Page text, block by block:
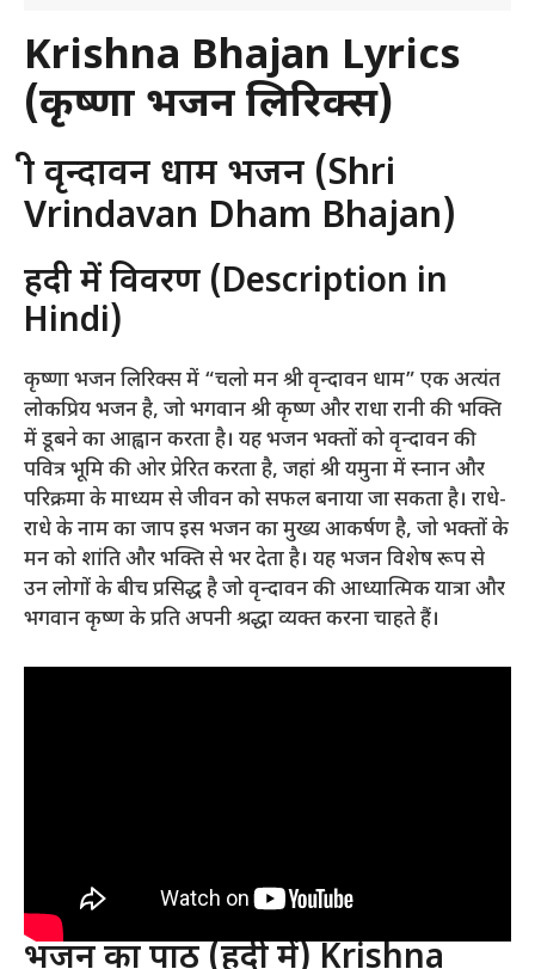
Krishna Bhajan Lyrics
(कृष्णा भजन लिरिक्स)
श्री वृन्दावन धाम भजन (Shri
Vrindavan Dham Bhajan)
हिंदी में विवरण (Description in
Hindi)
कृष्णा भजन लिरिक्स में “चलो मन श्री वृन्दावन धाम” एक अत्यंत
लोकप्रिय भजन है, जो भगवान श्री कृष्ण और राधा रानी की भक्ति
में डूबने का आह्वान करता है। यह भजन भक्तों को वृन्दावन की
पवित्र भूमि की ओर प्रेरित करता है, जहां श्री यमुना में स्नान और
परिक्रमा के माध्यम से जीवन को सफल बनाया जा सकता है। राधे-
राधे के नाम का जाप इस भजन का मुख्य आकर्षण है, जो भक्तों के
मन को शांति और भक्ति से भर देता है। यह भजन विशेष रूप से
उन लोगों के बीच प्रसिद्ध है जो वृन्दावन की आध्यात्मिक यात्रा और
भगवान कृष्ण के प्रति अपनी श्रद्धा व्यक्त करना चाहते हैं।
भजन का पाठ (हिंदी में) Krishna